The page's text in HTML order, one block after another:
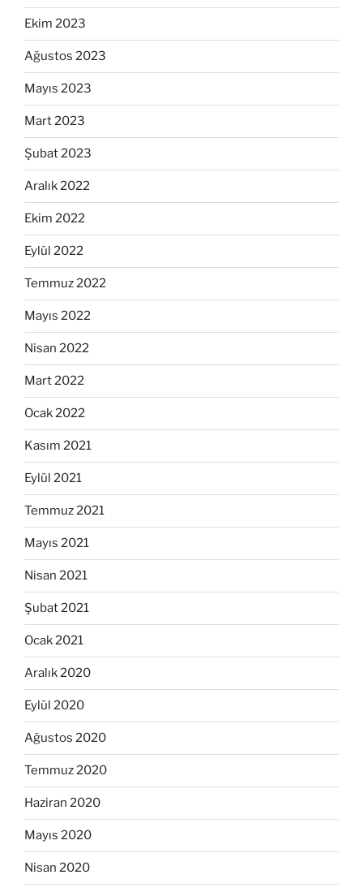
Ekim 2023
Ağustos 2023
Mayıs 2023
Mart 2023
Şubat 2023
Aralık 2022
Ekim 2022
Eylül 2022
Temmuz 2022
Mayıs 2022
Nisan 2022
Mart 2022
Ocak 2022
Kasım 2021
Eylül 2021
Temmuz 2021
Mayıs 2021
Nisan 2021
Şubat 2021
Ocak 2021
Aralık 2020
Eylül 2020
Ağustos 2020
Temmuz 2020
Haziran 2020
Mayıs 2020
Nisan 2020